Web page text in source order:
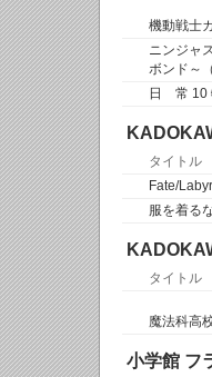
機動戦士
ニンジャ
ボンド～
日 常 10
タイトル
Fate/
服を着る
タイトル
魔法科高
小学館 フ